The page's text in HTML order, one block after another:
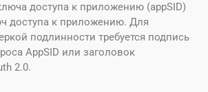
доступа к приложению (appSID)
доступа к приложению. Для
подлинности требуется подпись
AppSID или заголовок
2.0.